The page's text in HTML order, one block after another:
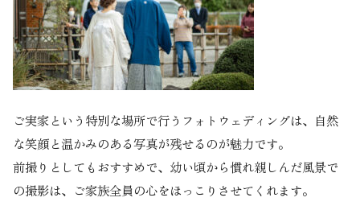
ご実家という特別な場所で行うフォトウェディングは、自然
な笑顔と温かみのある写真が残せるのが魅力です。
前撮りとしてもおすすめで、幼い頃から慣れ親しんだ風景で
の撮影は、ご家族全員の心をほっこりさせてくれます。